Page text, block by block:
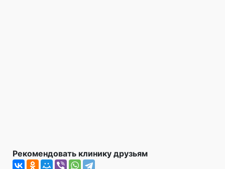
Рекомендовать клинику друзьям